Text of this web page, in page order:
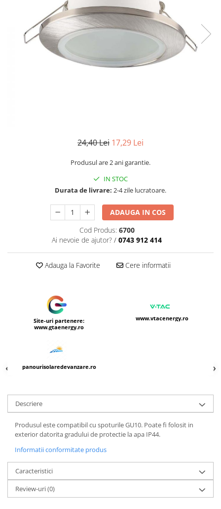
Lămpi de Birou
Oglinzi LED
24,40 Lei 17,29 Lei
Produsul are 2 ani garantie.
IN STOC
Durata de livrare: 2-4 zile lucratoare.
ADAUGA IN COS
Cod Produs: 6700
Ai nevoie de ajutor? / 0743 912 414
Adauga la Favorite Cere informatii
Site-uri partenere:
www.gtaenergy.ro
www.vtacenergy.ro
panourisolaredevanzare.ro
Descriere
Produsul este compatibil cu spoturile GU10. Poate fi folosit in
exterior datorita gradului de protectie la apa IP44.
Informatii conformitate produs
Caracteristici
Review-uri(0)